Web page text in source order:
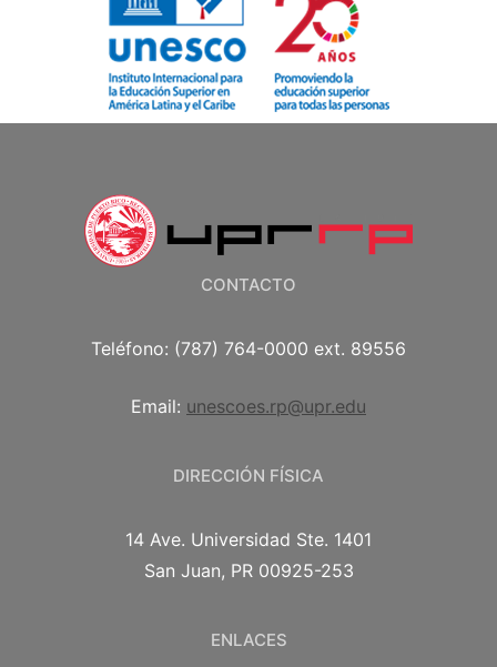
CONTACTO
Teléfono: (787) 764-0000 ext. 89556
Email: unescoes.rp@upr.edu
DIRECCIÓN FÍSICA
14 Ave. Universidad Ste. 1401
San Juan, PR 00925-253
ENLACES